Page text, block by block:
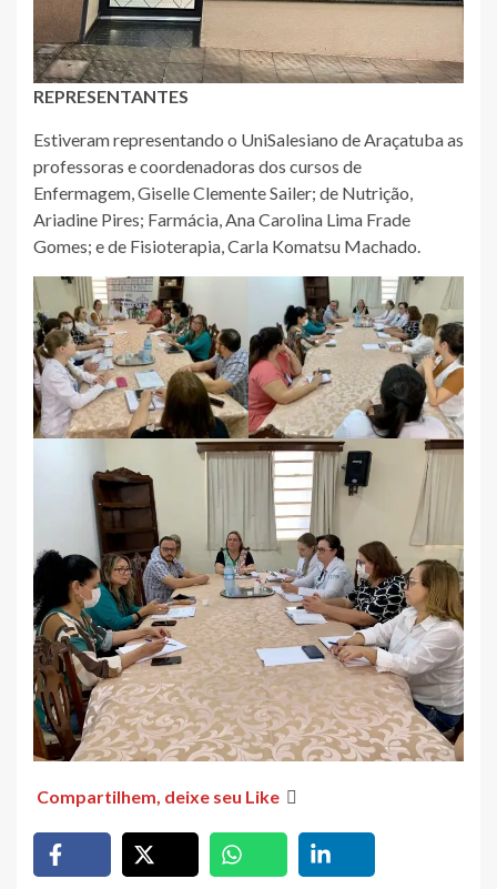
REPRESENTANTES
Estiveram representando o UniSalesiano de Araçatuba as
professoras e coordenadoras dos cursos de
Enfermagem, Giselle Clemente Sailer; de Nutrição,
Ariadine Pires; Farmácia, Ana Carolina Lima Frade
Gomes; e de Fisioterapia, Carla Komatsu Machado.
Compartilhem, deixe seu Like 